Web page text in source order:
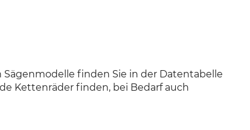
Sägenmodelle finden Sie in der Datentabelle
Kettenräder finden, bei Bedarf auch